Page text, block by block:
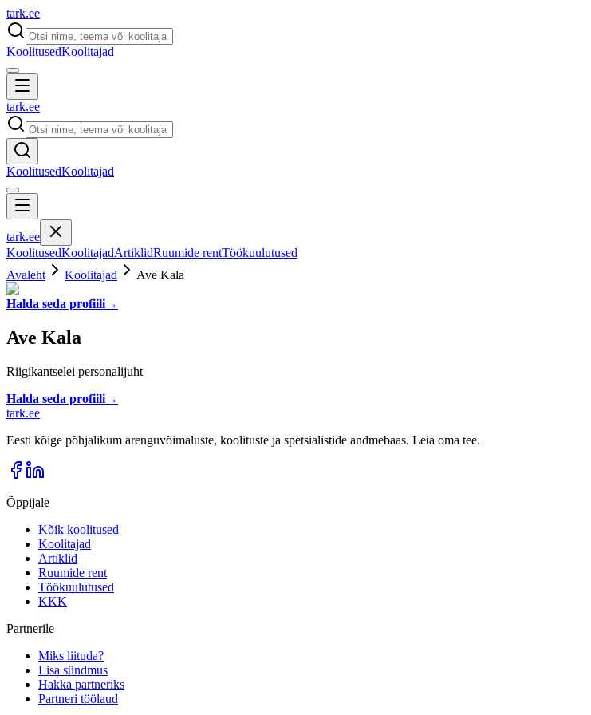
tark.ee
KoolitusedKoolitajad
tark.ee
KoolitusedKoolitajad
tark.ee
KoolitusedKoolitajadArtiklidRuumide rentTöökuulutused
Avaleht
Koolitajad Ave Kala
Halda seda profiili→
Ave Kala
Riigikantselei personalijuht
Halda seda profiili→
tark.ee
Eesti kõige põhjalikum arenguvõimaluste, koolituste ja spetsialistide andmebaas. Leia oma tee.
Õppijale
Kõik koolitused
Koolitajad
Artiklid
Ruumide rent
Töökuulutused
KKK
Partnerile
Miks liituda?
Lisa sündmus
Hakka partneriks
Partneri töölaud